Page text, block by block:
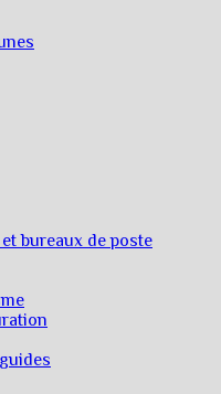
bureaux de poste